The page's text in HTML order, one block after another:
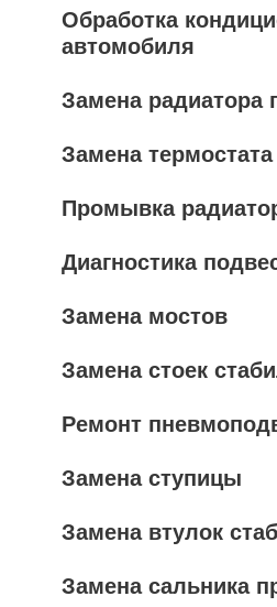
Обработка
автомобиля
Замена радиатора
Замена термостата
Промывка
Диагностика
Замена мостов
Замена стоек
Ремонт
Замена ступицы
Замена втулок
Замена сальника